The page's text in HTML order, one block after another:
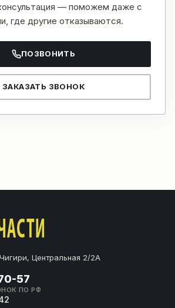
— поможем даже с
где другие отказываются.
ПОЗВОНИТЬ
ЗАКАЗАТЬ ЗВОНОК
Центральная 2/2А
57
ПО РФ